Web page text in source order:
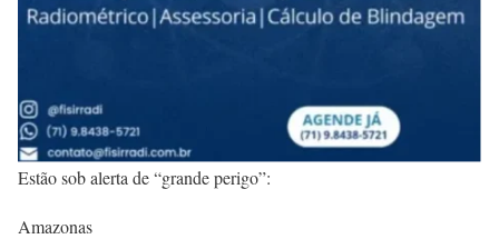
Estão sob alerta de “grande perigo”:
Amazonas